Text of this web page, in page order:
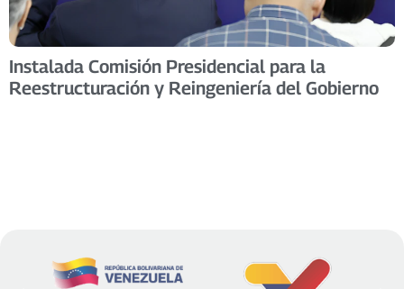
Instalada Comisión Presidencial para la
Reestructuración y Reingeniería del Gobierno